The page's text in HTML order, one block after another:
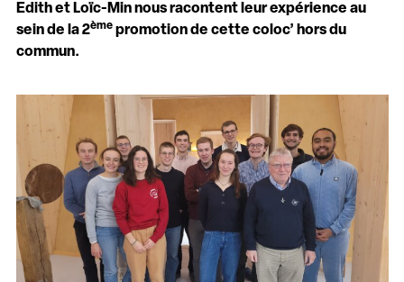
Edith et Loïc-Min nous racontent leur expérience au
sein de la 2èmepromotion de cette coloc’ hors du
commun.